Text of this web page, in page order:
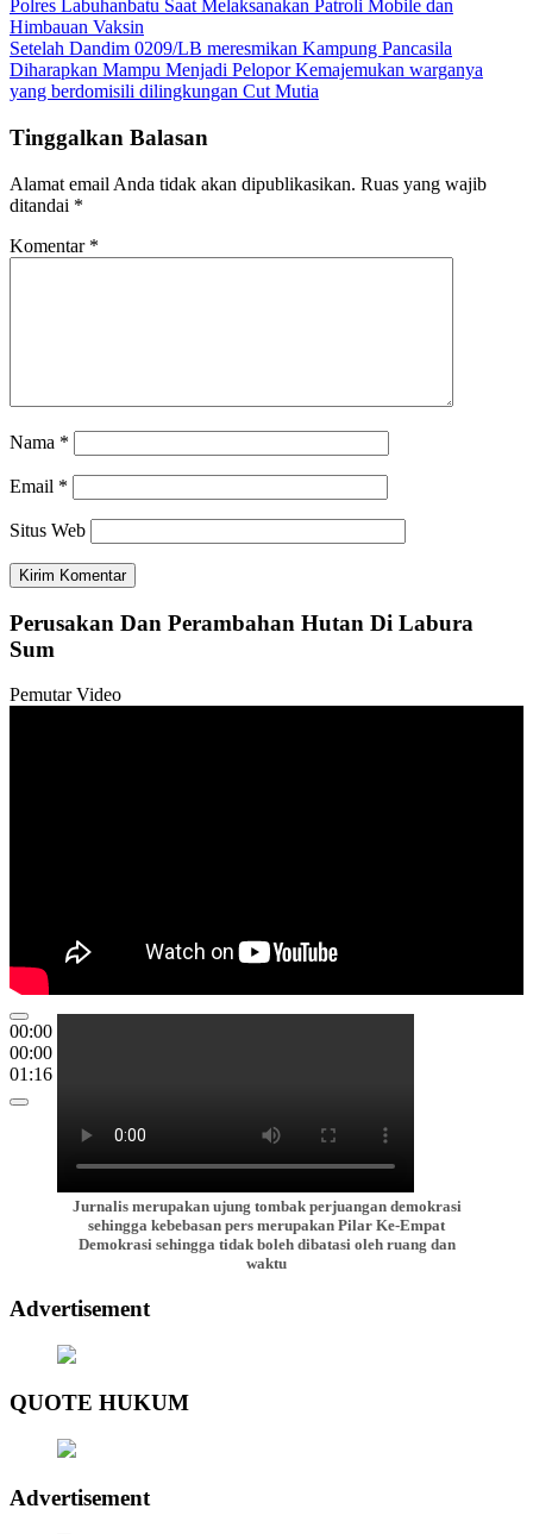
Polres Labuhanbatu Saat Melaksanakan Patroli Mobile dan
Himbauan Vaksin
Setelah Dandim 0209/LB meresmikan Kampung Pancasila
Diharapkan Mampu Menjadi Pelopor Kemajemukan warganya
yang berdomisili dilingkungan Cut Mutia
Tinggalkan Balasan
Alamat email Anda tidak akan dipublikasikan. Ruas yang wajib
ditandai *
Komentar *
Nama *
Email *
Situs Web
Perusakan Dan Perambahan Hutan Di Labura
Sum
Pemutar Video
00:00
00:00
01:16
Jurnalis merupakan ujung tombak perjuangan demokrasi
sehingga kebebasan pers merupakan Pilar Ke-Empat
Demokrasi sehingga tidak boleh dibatasi oleh ruang dan
waktu
Advertisement
QUOTE HUKUM
Advertisement